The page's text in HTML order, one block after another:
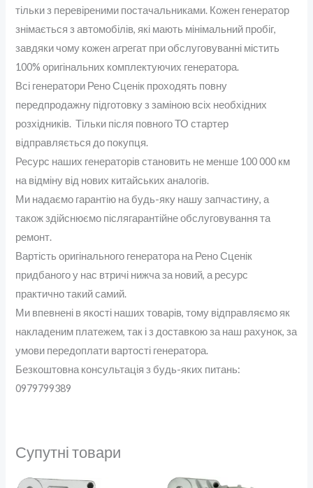
тільки з перевіреними постачальниками. Кожен генератор
знімається з автомобілів, які мають мінімальний пробіг,
завдяки чому кожен агрегат при обслуговуванні містить
100% оригінальних комплектуючих генератора.
Всі генератори Рено Сценік проходять повну
передпродажну підготовку з заміною всіх необхідних
розхідників. Тільки після повного ТО стартер
відправляється до покупця.
Ресурс наших генераторів становить не менше 100 000 км
на відміну від нових китайських аналогів.
Ми надаємо гарантію на будь-яку нашу запчастину, а
також здійснюємо післягарантійне обслуговування та
ремонт.
Вартість оригінального генератора на Рено Сценік
придбаного у нас втричі нижча за новий, а ресурс
практично такий самий.
Ми впевнені в якості наших товарів, тому відправляємо як
накладеним платежем, так і з доставкою за наш рахунок, за
умови передоплати вартості генератора.
Безкоштовна консультація з будь-яких питань:
0979799389
Супутні товари